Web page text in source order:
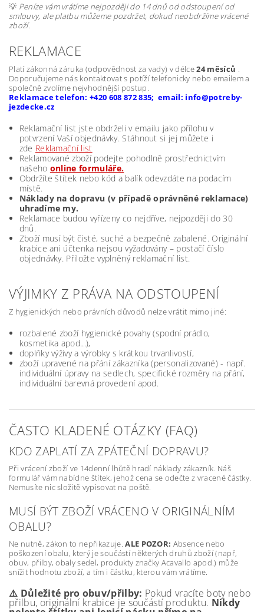
💡 Peníze vám vrátíme nejpozději do 14 dnů od odstoupení od
smlouvy, ale platbu můžeme pozdržet, dokud neobdržíme vrácené
zboží.
REKLAMACE
Platí zákonná záruka (odpovědnost za vady) v délce24 měsíců
Doporučujeme nás kontaktovat s potíží telefonicky nebo emailem a
společně zvolíme nejvhodnější postup.
Reklamace telefon: +420 608 872 835; email: info@potreby-
jezdecke.cz
Reklamační list jste obdrželi v emailu jako přílohu v
potvrzení Vaší objednávky. Stáhnout si jej můžete i
zde Reklamační list
Reklamované zboží podejte pohodlně prostřednictvím
našeho online formuláře.
Obdržíte štítek nebo kód a balík odevzdáte na podacím
místě.
Náklady na dopravu (v případě oprávněné reklamace)
uhradíme my.
Reklamace budou vyřízeny co nejdříve, nejpozději do 30
dnů.
Zboží musí být čisté, suché a bezpečně zabalené. Originální
krabice ani účtenka nejsou vyžadovány – postačí číslo
objednávky. Přiložte vyplněný reklamační list.
VÝJIMKY Z PRÁVA NA ODSTOUPENÍ
Z hygienických nebo právních důvodů nelze vrátit mimo jiné:
rozbalené zboží hygienické povahy (spodní prádlo,
kosmetika apod...),
doplňky výživy a výrobky s krátkou trvanlivostí,
zboží upravené na přání zákazníka (personalizované) - např.
individuální úpravy na sedlech, specifické rozměry na přání,
individuální barevná provedení apod.
ČASTO KLADENÉ OTÁZKY (FAQ)
KDO ZAPLATÍ ZA ZPÁTEČNÍ DOPRAVU?
Při vrácení zboží ve 14denní lhůtě hradí náklady zákazník. Náš
formulář vám nabídne štítek, jehož cena se odečte z vracené částky.
Nemusíte nic složitě vypisovat na poště.
MUSÍ BÝT ZBOŽÍ VRÁCENO V ORIGINÁLNÍM
OBALU?
Ne nutně, zákon to nepřikazuje. ALE POZOR: Absence nebo
poškození obalu, který je součástí některých druhů zboží (např,
obuv, přilby, obaly sedel, produkty značky Acavallo apod.) může
snížit hodnotu zboží, a tím i částku, kterou vám vrátíme.
⚠️ Důležité pro obuv/přilby: Pokud vracíte boty nebo
přilbu, originální krabice je součástí produktu. Nikdy